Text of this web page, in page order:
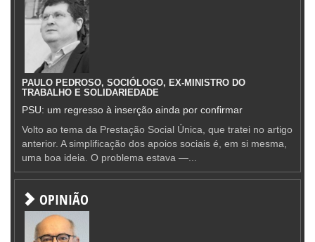
PAULO PEDROSO, SOCIÓLOGO, EX-MINISTRO DO
TRABALHO E SOLIDARIEDADE
PSU: um regresso à inserção ainda por confirmar
Volto ao tema da Prestação Social Única, que tratei no artigo
anterior. A simplificação dos apoios sociais é, em si mesma,
uma boa ideia. O problema estava —...
OPINIÃO